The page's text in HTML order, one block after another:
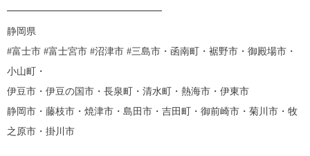
━━━━━━━━━━━━━━━━
静岡県
#富士市 #富士宮市 #沼津市 #三島市・函南町・裾野市・御殿場市・
小山町・
伊豆市・伊豆の国市・長泉町・清水町・熱海市・伊東市
静岡市・藤枝市・焼津市・島田市・吉田町・御前崎市・菊川市・牧
之原市・掛川市